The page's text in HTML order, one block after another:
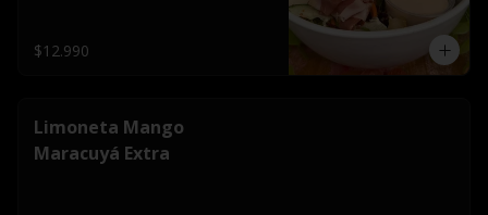
$12.990
Limoneta Mango
Maracuyá Extra